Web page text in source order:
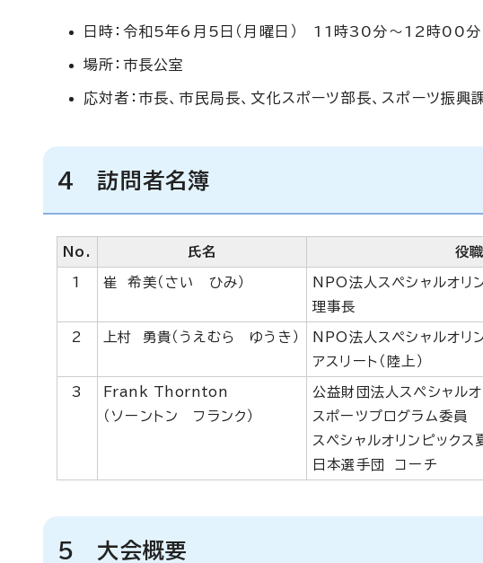
日時：令和5年6月5日（月曜日） 11時30分～12時00分
場所：市長公室
応対者：市長、市民局長、文化スポーツ部長、スポーツ振興
4 訪問者名簿
No. 氏名 役職
1 崔 希美（さい ひみ）
NPO法人スペシャルオリ
理事長
2 上村 勇貴（うえむら ゆうき）
NPO法人スペシャルオリ
アスリート（陸上）
3
Frank Thornton
（ソーントン フランク）
公益財団法人スペシャル
スポーツプログラム委員
スペシャルオリンピックス
日本選手団 コーチ
5 大会概要